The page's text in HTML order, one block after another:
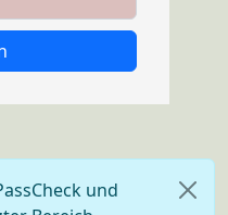
und